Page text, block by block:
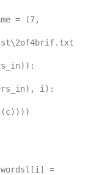
= (7,
i):
=